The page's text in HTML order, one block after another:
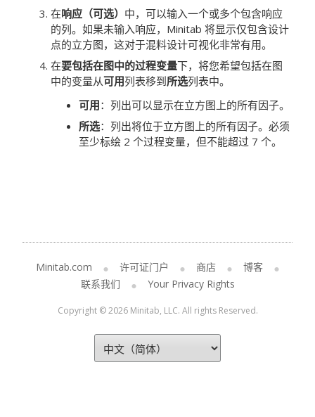
在响应（可选） 中，可以输入一个或多个包含响应
的列。如果未输入响应，Minitab 将显示仅包含设计
点的立方图，这对于混料设计可视化非常有用。
在要包括在图中的过程变量下，将您希望包括在图
中的变量从可用列表移到所选列表中。
可用：列出可以显示在立方图上的所有因子。
所选：列出将位于立方图上的所有因子。必须
至少标绘 2 个过程变量，但不能超过 7 个。
Minitab.com 许可证门户 商店
博客
联系我们
Your Privacy Rights
Copyright © 2026 Minitab, LLC. All rights Reserved.